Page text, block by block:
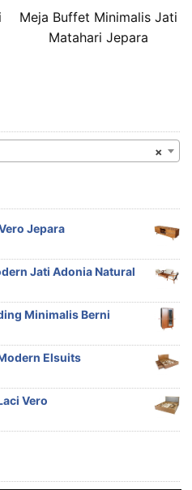
Meja Buffet Minimalis Jati
Matahari Jepara
×
Jepara
Jati Adonia Natural
Minimalis Berni
Elsuits
Vero